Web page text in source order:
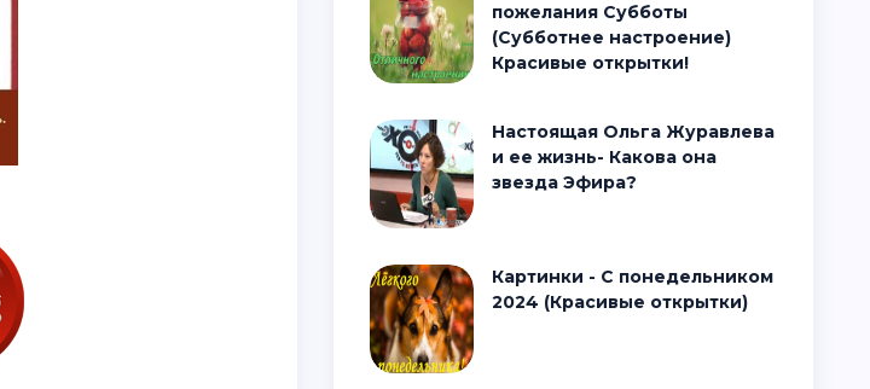
пожелания Субботы
(Субботнее настроение)
Красивые открытки!
Настоящая Ольга Журавлева
и ее жизнь- Какова она
звезда Эфира?
Картинки - С понедельником
2024 (Красивые открытки)